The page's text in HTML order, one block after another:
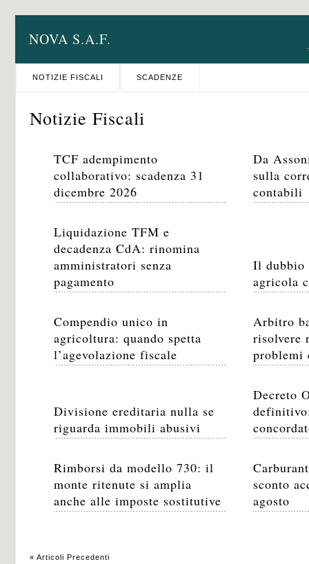
NOVA S.A.F.
NOTIZIE FISCALI SCADENZE
Notizie Fiscali
TCF adempimento
collaborativo: scadenza 31
dicembre 2026
Da
sulla
contabili
Liquidazione TFM e
decadenza CdA: rinomina
amministratori senza
pagamento
Il dubbio
agricola
Compendio unico in
agricoltura: quando spetta
l’agevolazione fiscale
Arbitro
risolvere
problemi
Divisione ereditaria nulla se
riguarda immobili abusivi
Decreto
Rimborsi da modello 730: il
monte ritenute si amplia
anche alle imposte sostitutive
sconto
agosto
« Articoli Precedenti